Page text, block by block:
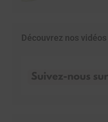
Découvrez nos vidéos